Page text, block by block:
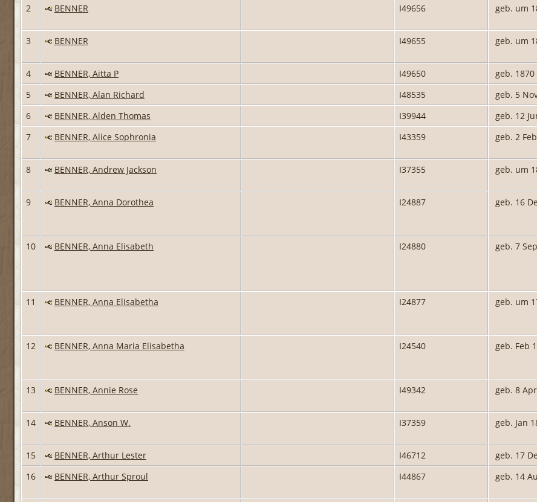
2
BENNER I49656 geb. um
3 BENNER I49655 geb. um
4 BENNER, Aitta P I49650 geb. 1870
5
BENNER, Alan Richard I48535 geb. 5
6
BENNER, Alden Thomas I39944 geb. 12
7
BENNER, Alice Sophronia I43359 geb. 2
8 BENNER, Andrew Jackson I37355 geb. um
9 BENNER, Anna Dorothea I24887 geb. 16
10 BENNER, Anna Elisabeth I24880 geb. 7
11 BENNER, Anna Elisabetha I24877 geb. um
12 BENNER, Anna Maria Elisabetha I24540 geb. Feb
13 BENNER, Annie Rose I49342 geb. 8
14 BENNER, Anson W. I37359 geb. Jan
15 BENNER, Arthur Lester I46712 geb. 17
16
BENNER, Arthur Sproul I44867 geb. 14